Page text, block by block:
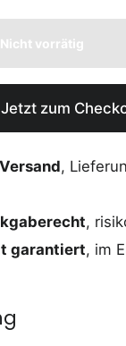
Nicht vorrätig
Jetzt zum
,
,
garantiert, im